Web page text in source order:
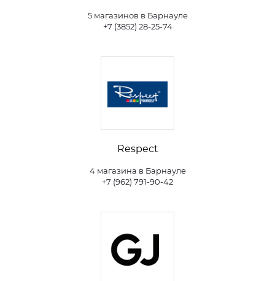
5 магазинов в Барнауле
+7 (3852) 28-25-74
Respect
4 магазина в Барнауле
+7 (962) 791-90-42